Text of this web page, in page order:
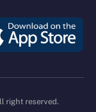
right reserved.